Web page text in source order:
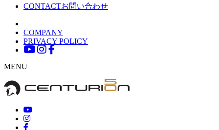
CONTACTお問い合わせ
COMPANY
PRIVACY POLICY
MENU